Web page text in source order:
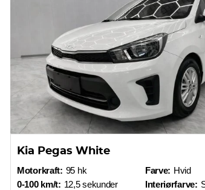
Kia Pegas White
Motorkraft: 95 hk
0-100 km/t: 12,5 sekunder
Farve: Hvid
Interiørfarve: